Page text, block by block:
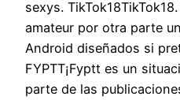
sexys.
amateur por otra parte
Android diseñados si
FYPTT¡Fyptt es un
parte de las